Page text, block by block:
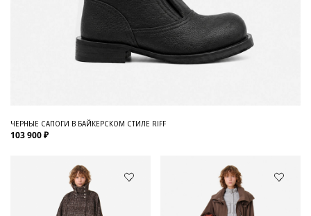
ЧЕРНЫЕ САПОГИ В БАЙКЕРСКОМ СТИЛЕ RIFF
103 900 ₽